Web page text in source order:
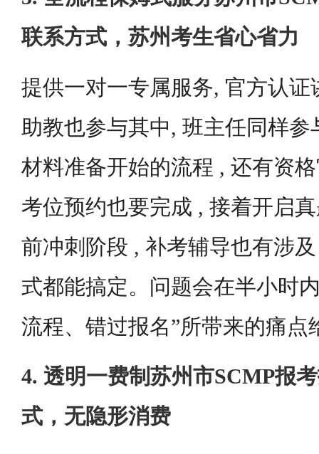
联系方式，苏州考生省心省力
提供一对一专属服务, 官方认证
助教也参与其中, 班主任同样
材料准备开始的流程 , 还有资
考位预约也要完成 , 接着开启
前冲刺阶段 , 补考辅导也有涉
式都能搞定。问题会在半小时
流程、错过报名”所带来的痛点
4. 透明一费制苏州市SCMP报
式，无隐形消费